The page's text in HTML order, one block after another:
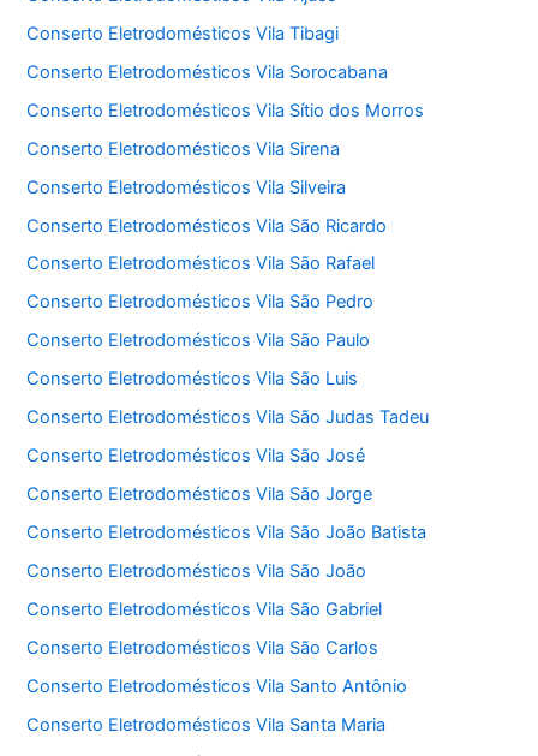
Conserto Eletrodomésticos Vila Tibagi
Conserto Eletrodomésticos Vila Sorocabana
Conserto Eletrodomésticos Vila Sítio dos Morros
Conserto Eletrodomésticos Vila Sirena
Conserto Eletrodomésticos Vila Silveira
Conserto Eletrodomésticos Vila São Ricardo
Conserto Eletrodomésticos Vila São Rafael
Conserto Eletrodomésticos Vila São Pedro
Conserto Eletrodomésticos Vila São Paulo
Conserto Eletrodomésticos Vila São Luis
Conserto Eletrodomésticos Vila São Judas Tadeu
Conserto Eletrodomésticos Vila São José
Conserto Eletrodomésticos Vila São Jorge
Conserto Eletrodomésticos Vila São João Batista
Conserto Eletrodomésticos Vila São João
Conserto Eletrodomésticos Vila São Gabriel
Conserto Eletrodomésticos Vila São Carlos
Conserto Eletrodomésticos Vila Santo Antônio
Conserto Eletrodomésticos Vila Santa Maria